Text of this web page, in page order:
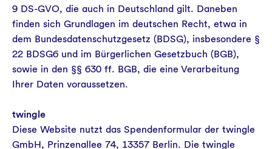
9 DS-GVO, die auch in Deutschland gilt. Daneben
finden sich Grundlagen im deutschen Recht, etwa in
dem Bundesdatenschutzgesetz (BDSG), insbesondere §
22 BDSG6 und im Bürgerlichen Gesetzbuch (BGB),
sowie in den §§ 630 ff. BGB, die eine Verarbeitung
Ihrer Daten voraussetzen.
twingle
Diese Website nutzt das Spendenformular der twingle
GmbH, Prinzenallee 74, 13357 Berlin. Die twingle